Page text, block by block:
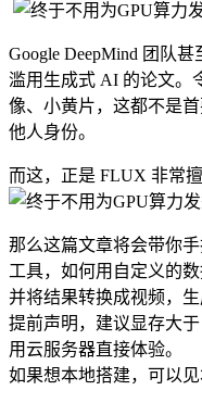
Google DeepMind 团队
滥用生成式 AI 的论文。
像、小黄片，这都不是
他人身份。
而这，正是 FLUX 非常擅
那么这篇文章将会带你
工具，如何用自定义的
并将结果转换成视频，生
提前声明，建议显存大
用云服务器直接体验。
如果想本地搭建，可以见